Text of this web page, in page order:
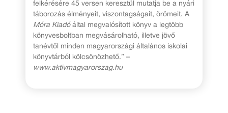
felkérésére 45 versen keresztül mutatja be a nyári
táborozás élményeit, viszontagságait, örömeit. A
Móra Kiadóáltal megvalósított könyv a legtöbb
könyvesboltban megvásárolható, illetve jövő
tanévtől minden magyarországi általános iskolai
könyvtárból kölcsönözhető.” –
www.aktivmagyarorszag.hu